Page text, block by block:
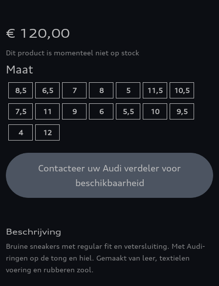
€ 120,00
Dit product is momenteel niet op stock
Maat
8,5 6,5 7 8 5 11,5 10,5
7,5 11 9 6 5,5 10 9,5
4 12
Contacteer uw Audi verdeler voor
beschikbaarheid
Beschrijving
Bruine sneakers met regular fit en vetersluiting. Met Audi-
ringen op de tong en hiel. Gemaakt van leer, textielen
voering en rubberen zool.